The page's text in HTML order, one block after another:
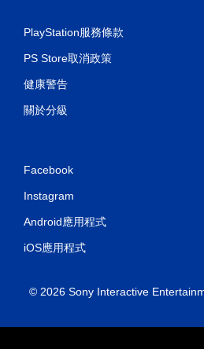
PlayStation服務條款
PS Store取消政策
健康警告
關於分級
Facebook
Instagram
Android應用程式
iOS應用程式
© 2026 Sony Interactive